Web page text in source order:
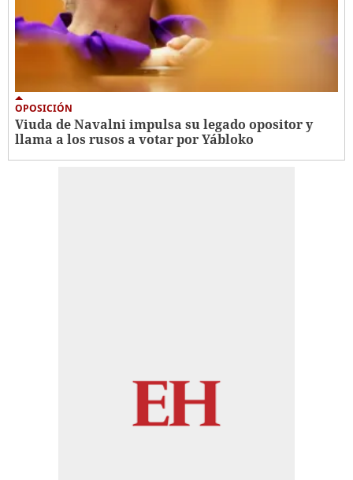
OPOSICIÓN
Viuda de Navalni impulsa su legado opositor y
llama a los rusos a votar por Yábloko